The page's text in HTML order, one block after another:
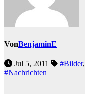
VonBenjaminE
Jul 5, 2011 #Bilder,
#Nachrichten